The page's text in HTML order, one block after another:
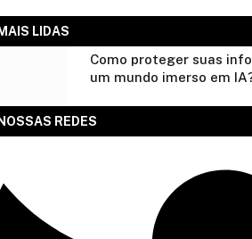
LIDAS
Como proteger suas
um mundo imerso em
REDES